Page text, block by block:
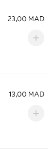
23,00 MAD
13,00 MAD